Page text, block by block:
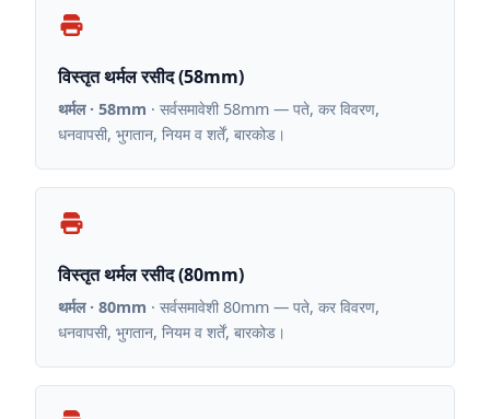
विस्तृत थर्मल रसीद (58mm)
थर्मल · 58mm · सर्वसमावेशी 58mm — पते, कर विवरण,
धनवापसी, भुगतान, नियम व शर्तें, बारकोड।
विस्तृत थर्मल रसीद (80mm)
थर्मल · 80mm · सर्वसमावेशी 80mm — पते, कर विवरण,
धनवापसी, भुगतान, नियम व शर्तें, बारकोड।